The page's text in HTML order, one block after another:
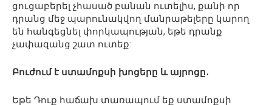
ցուցաբերել չհասած բանան ուտելիս, քանի որ
դրանց մեջ պարունակվող մանրաթելերը կարող
են հանգեցնել փորկապության, եթե դրանք
չափազանց շատ ուտեք:
Բուժում է ստամոքսի խոցերը և այրոցը․
Եթե ​​Դուք հաճախ տառապում եք ստամոքսի